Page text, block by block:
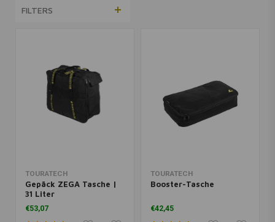
FILTERS
TOURATECH
Gepäck ZEGA Tasche |
31 Liter
€53,07
TOURATECH
Booster-Tasche
€42,45